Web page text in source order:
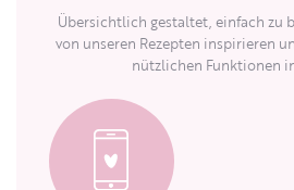
Übersichtlich gestaltet, einfach zu
von unseren Rezepten inspirieren
nützlichen Funktionen